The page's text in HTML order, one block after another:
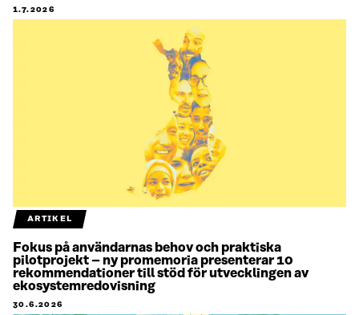
1.7.2026
ARTIKEL
Fokus på användarnas behov och praktiska
pilotprojekt – ny promemoria presenterar 10
rekommendationer till stöd för utvecklingen av
ekosystemredovisning
30.6.2026